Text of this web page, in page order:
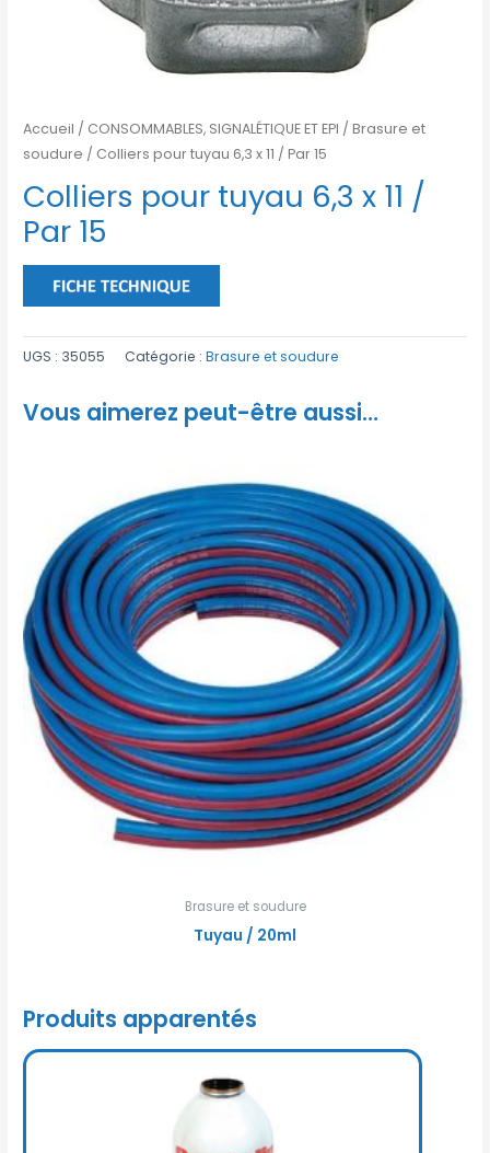
Accueil / CONSOMMABLES, SIGNALÉTIQUE ET EPI /Brasure et
soudure / Colliers pour tuyau 6,3 x 11 / Par 15
Colliers pour tuyau 6,3 x 11 /
Par 15
UGS : 35055 Catégorie :Brasure et soudure
Vous aimerez peut-être aussi…
Brasure et soudure
Tuyau / 20ml
Produits apparentés